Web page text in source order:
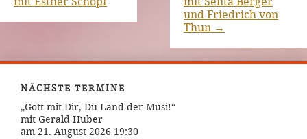
und Friedrich von
Thun →
NÄCHSTE TERMINE
„Gott mit Dir, Du Land der Musi!“
mit Gerald Huber
am 21. August 2026 19:30